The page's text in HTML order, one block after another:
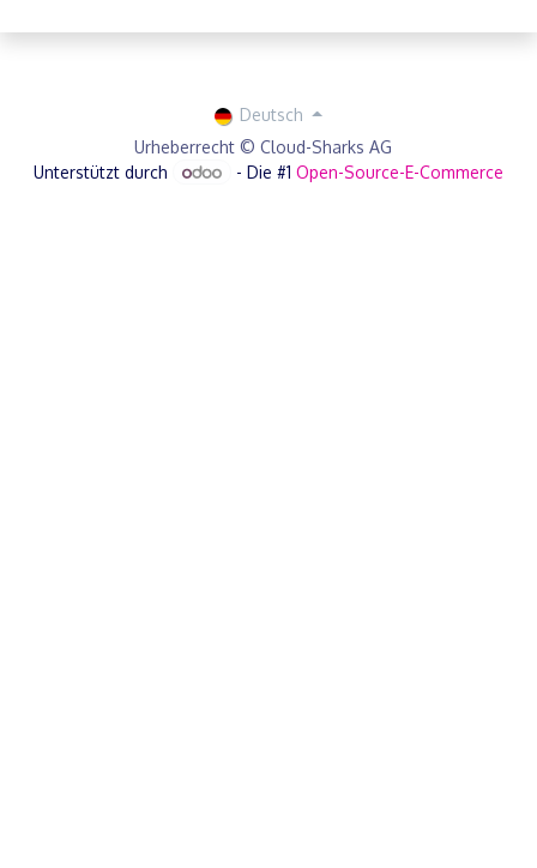
Urheberrecht © Cloud-Sharks AG
Deutsch
Unterstützt durch - Die #1 Open-Source-E-Commerce